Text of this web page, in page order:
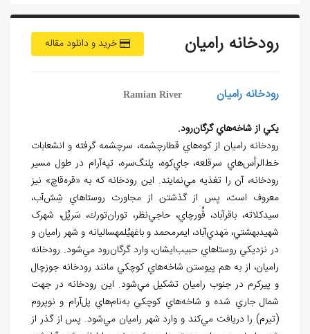
خرید و دانلود مقاله رودخانه رامیان
رودخانه راميان Ramian River
يکي از شاخههاي گرگانرود.
رودخانه راميان از كوههاي قطارچشمه، سرچشمه گرفته و انشعابات
خطالرأسهاي سرقلعه، جايكوه، پلنگسره، تپهآرام در طول مسير
رودخانه، آن را تغذيه مينمايند. اين رودخانه كه به «قرهقاچ» نيز
معروف است، پس از گذشتن از مجاورت روستاهاي شِشآب،
سيدكلاته، باقرآباد، قُورچاي، حاجينظر، تورانتورك، سَرپُل، شهرک
شهيدبهشتي، مَهديآباد، ايمرمحمد و باغه‏يُلمه‏ساليانه و شهر راميان و
در نزديكي روستاهاي حبيبايشان، وارد گرگانرود ميشود. رودخانه
راميان، از به هم پيوستن شاخههاي کوچکي مانند رودخانه جوزچال
و پيرکرم در جنوب راميان تشکيل ميشود. اين رودخانه در جهت
شمال جاري شده و شاخههاي کوچکي بهنامهاي پلآرام و نوپروم
(تيرم) را دريافت ميکند و وارد شهر راميان ميشود. پس از گذر از